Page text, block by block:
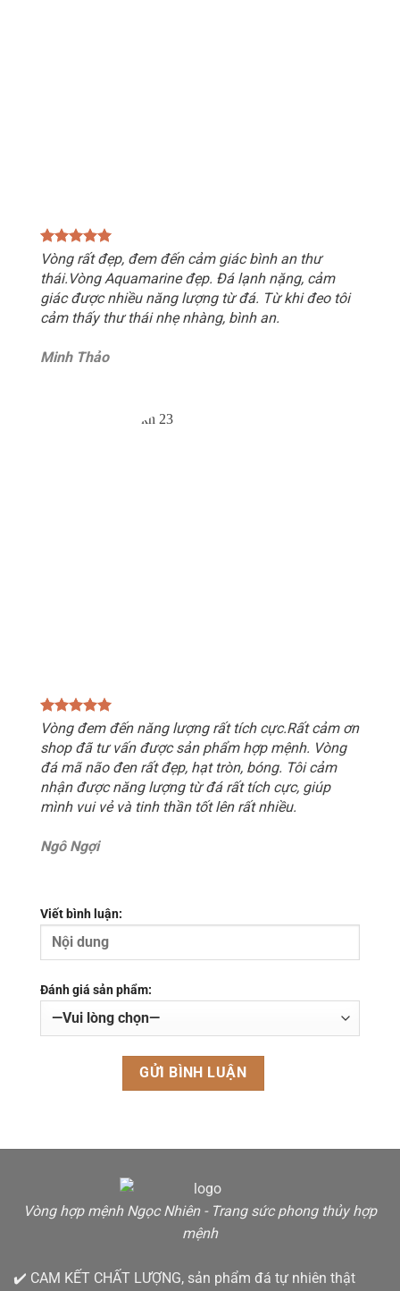
Vòng rất đẹp, đem đến cảm giác bình an thư
thái.Vòng Aquamarine đẹp. Đá lạnh nặng, cảm
giác được nhiều năng lượng từ đá. Từ khi đeo tôi
cảm thấy thư thái nhẹ nhàng, bình an.
Minh Thảo
Vòng đem đến năng lượng rất tích cực.Rất cảm ơn
shop đã tư vấn được sản phẩm hợp mệnh. Vòng
đá mã não đen rất đẹp, hạt tròn, bóng. Tôi cảm
nhận được năng lượng từ đá rất tích cực, giúp
mình vui vẻ và tinh thần tốt lên rất nhiều.
Ngô Ngợi
Viết bình luận:
Đánh giá sản phẩm:
Vòng hợp mệnh Ngọc Nhiên - Trang sức phong thủy hợp
mệnh
✔️ CAM KẾT CHẤT LƯỢNG, sản phẩm đá tự nhiên thật